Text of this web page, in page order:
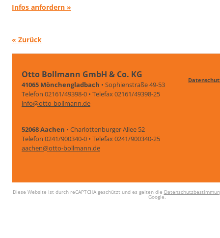
Infos anfordern »
« Zurück
Otto Bollmann GmbH & Co. KG
41065 Mönchengladbach • Sophienstraße 49-53
Telefon 02161/49398-0 • Telefax 02161/49398-25
info@otto-bollmann.de
52068 Aachen • Charlottenburger Allee 52
Telefon 0241/900340-0 • Telefax 0241/900340-25
aachen@otto-bollmann.de
Diese Website ist durch reCAPTCHA geschützt und es gelten die
Google.